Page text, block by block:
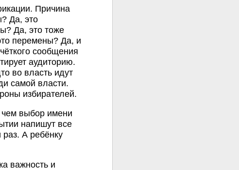
Причина
Да, это
Да, это тоже
перемены? Да, и
сообщения
аудиторию.
во власть идут
самой власти.
избирателей.
чем выбор имени
напишут все
А ребёнку
важность и